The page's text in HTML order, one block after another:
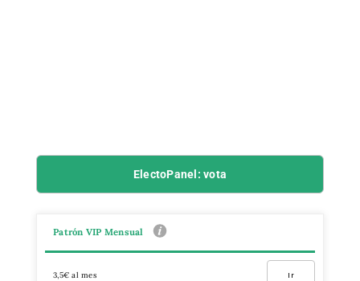
ElectoPanel: vota
Patrón VIP Mensual
3,5€ al mes Ir